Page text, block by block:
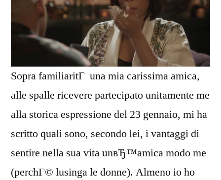
Sopra familiaritГ una mia carissima amica,
alle spalle ricevere partecipato unitamente me
alla storica espressione del 23 gennaio, mi ha
scritto quali sono, secondo lei, i vantaggi di
sentire nella sua vita unвЂ™amica modo me
(perchГ© lusinga le donne). Almeno io ho